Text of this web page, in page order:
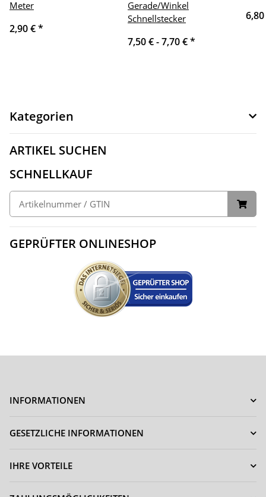
Meter
2,90 €*
Gerade/Winkel
Schnellstecker
7,50 € -7,70 €*
Kategorien
ARTIKEL SUCHEN
SCHNELLKAUF
GEPRÜFTER ONLINESHOP
INFORMATIONEN
GESETZLICHE INFORMATIONEN
IHRE VORTEILE